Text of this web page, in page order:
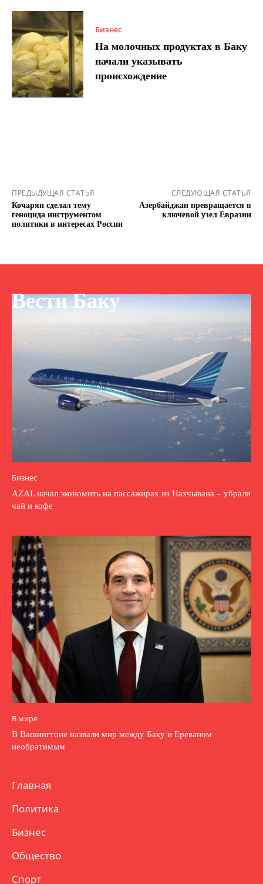
Бизнес
На молочных продуктах в Баку
начали указывать
происхождение
ПРЕДЫДУЩАЯ СТАТЬЯ
Кочарян сделал тему
геноцида инструментом
политики в интересах России
СЛЕДУЮЩАЯ СТАТЬЯ
Азербайджан превращается в
ключевой узел Евразии
Вести Баку
Бизнес
AZAL начал экономить на пассажирах из Нахчывана – убрали
чай и кофе
В мире
В Вашингтоне назвали мир между Баку и Ереваном
необратимым
Главная
Политика
Бизнес
Общество
Спорт